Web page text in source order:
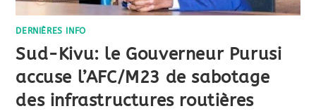
DERNIÈRES INFO
Sud-Kivu: le Gouverneur Purusi
accuse l’AFC/M23 de sabotage
des infrastructures routières